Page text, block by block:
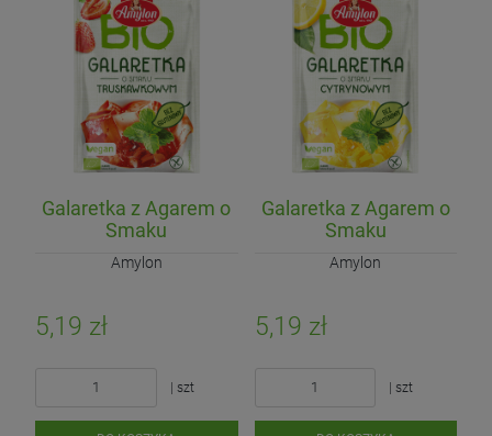
Galaretka z Agarem o
Smaku
Truskawkowym
Bezglutenowa BIO 40g
Amylon
5,19 zł
| szt
Galaretka z Agarem o
Smaku
Truskawkowym
Bezglutenowa Bio 40g
Amylon
5,19 zł
| szt